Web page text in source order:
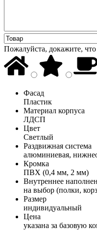
Пожалуйста, докажите,
Фасад
Пластик
Материал корпуса
ЛДСП
Цвет
Светлый
Раздвижная система
алюминиевая,
Кромка
ПВХ (0,4 мм, 2 мм)
Внутреннее
на выбор (полки,
Размер
индивидуальный
Цена
указана за базовую